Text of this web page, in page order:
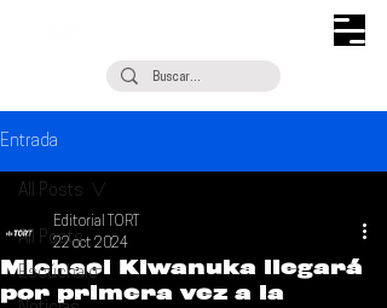
Entrada
All Posts
Escúchalo
All Posts
Michael Kiwanuka llegará
por primera vez a la
Editorial TORT
22 oct 2024